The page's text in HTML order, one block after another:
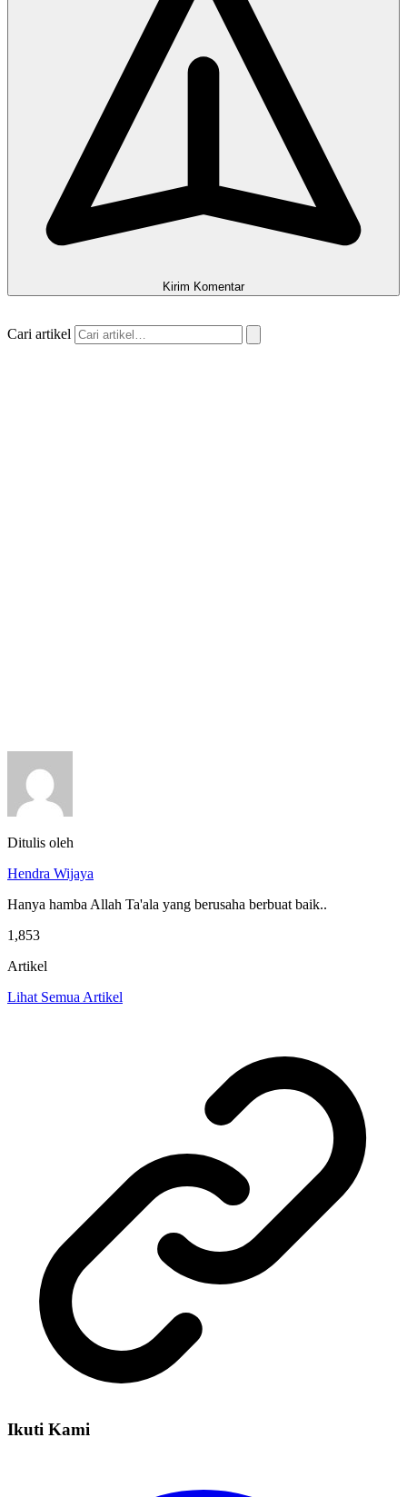
Kirim Komentar
Cari artikel
Ditulis oleh
Hendra Wijaya
Hanya hamba Allah Ta'ala yang berusaha berbuat baik..
1,853
Artikel
Lihat Semua Artikel
Ikuti Kami